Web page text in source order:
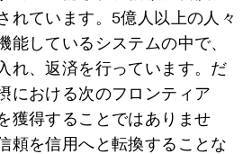
れています。5億人以上の人々
能しているシステムの中で、
れ、返済を行っています。だ
における次のフロンティア
獲得することではありませ
頼を信用へと転換することな